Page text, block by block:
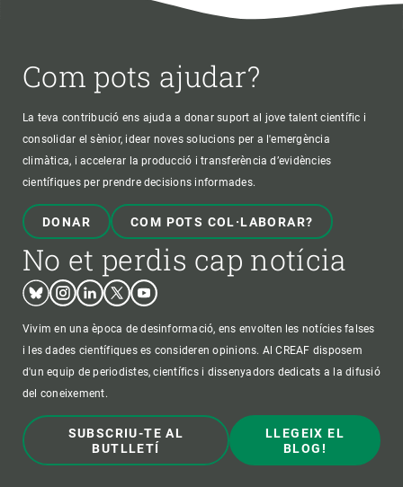
Com pots ajudar?
La teva contribució ens ajuda a donar suport al jove talent científic i
consolidar el sènior, idear noves solucions per a l'emergència
climàtica, i accelerar la producció i transferència d’evidències
científiques per prendre decisions informades.
DONAR COM POTS COL·LABORAR?
No et perdis cap notícia
BlueskyInstagram
LinkedinTwitterYoutube
Vivim en una època de desinformació, ens envolten les notícies falses
i les dades científiques es consideren opinions. Al CREAF disposem
d'un equip de periodistes, científics i dissenyadors dedicats a la difusió
del coneixement.
SUBSCRIU-TE AL
BUTLLETÍ
LLEGEIX EL
BLOG!